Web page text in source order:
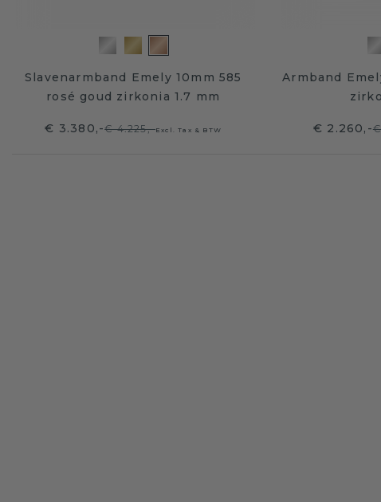
Slavenarmband Emely 10mm 585
rosé goud zirkonia 1.7 mm
€ 3.380,-€ 4.225,-Excl. Tax & BTW
Armband
€ 2.260,-